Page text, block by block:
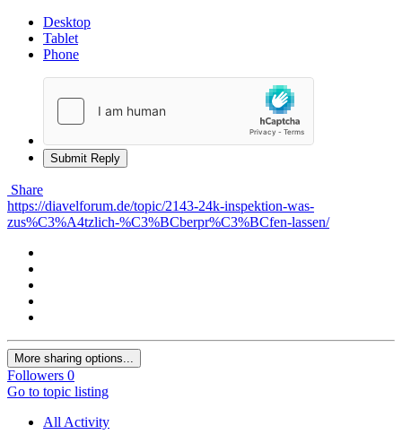
Desktop
Tablet
Phone
Submit Reply
Share
https://diavelforum.de/topic/2143-24k-inspektion-was-
zus%C3%A4tzlich-%C3%BCberpr%C3%BCfen-lassen/
More sharing options...
Followers 0
Go to topic listing
All Activity